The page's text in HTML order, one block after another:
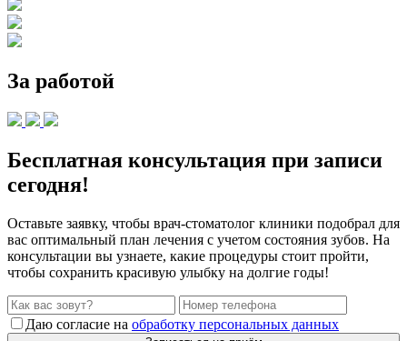
За работой
Бесплатная консультация при записи
сегодня!
Оставьте заявку, чтобы врач-стоматолог клиники подобрал для
вас оптимальный план лечения с учетом состояния зубов. На
консультации вы узнаете, какие процедуры стоит пройти,
чтобы сохранить красивую улыбку на долгие годы!
Даю согласие на обработку персональных данных